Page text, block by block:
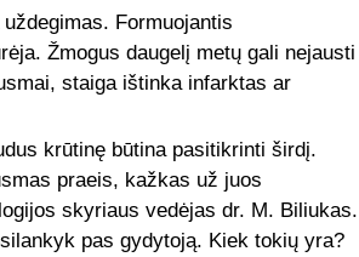
Formuojantis
Žmogus daugelį metų gali nejausti
staiga ištinka infarktas ar
krūtinę būtina pasitikrinti širdį.
praeis, kažkas už juos
skyriaus vedėjas dr. M. Biliukas.
pas gydytoją. Kiek tokių yra?